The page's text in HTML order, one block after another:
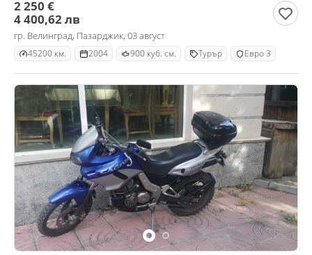
2 250 €
4 400,62 лв
гр. Велинград, Пазарджик, 03 август
45200 км. 2004 900 куб. см. Турър Евро 3